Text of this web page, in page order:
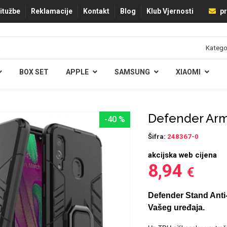
Reklamacije Kontakt Blog Klub Vjernosti
BOX SET APPLE SAMSUNG XIAOMI
-40 % Defender
Šifra: 248367-0
akcijska web cijena
8,94 €
Defender Stand
Vašeg uređaja.